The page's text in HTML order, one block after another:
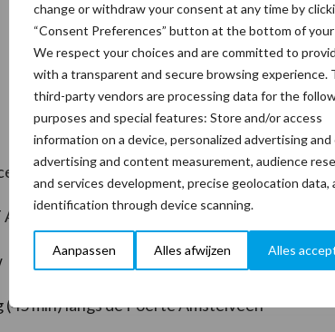
change or withdraw your consent at any time by
“Consent Preferences” button at the bottom of
We respect your choices and are committed to
with a transparent and secure browsing experience.
third-party vendors are processing data for the
purposes and special features: Store and/or access
information on a device, personalized advertising
advertising and content measurement, audience
and services development, precise geolocation data,
identification through device scanning.
Aanpassen Alles afwijzen Alles
vertrouwenspersoon nr. 2473)
Amstelveen
min) langs de Poel te Amstelveen